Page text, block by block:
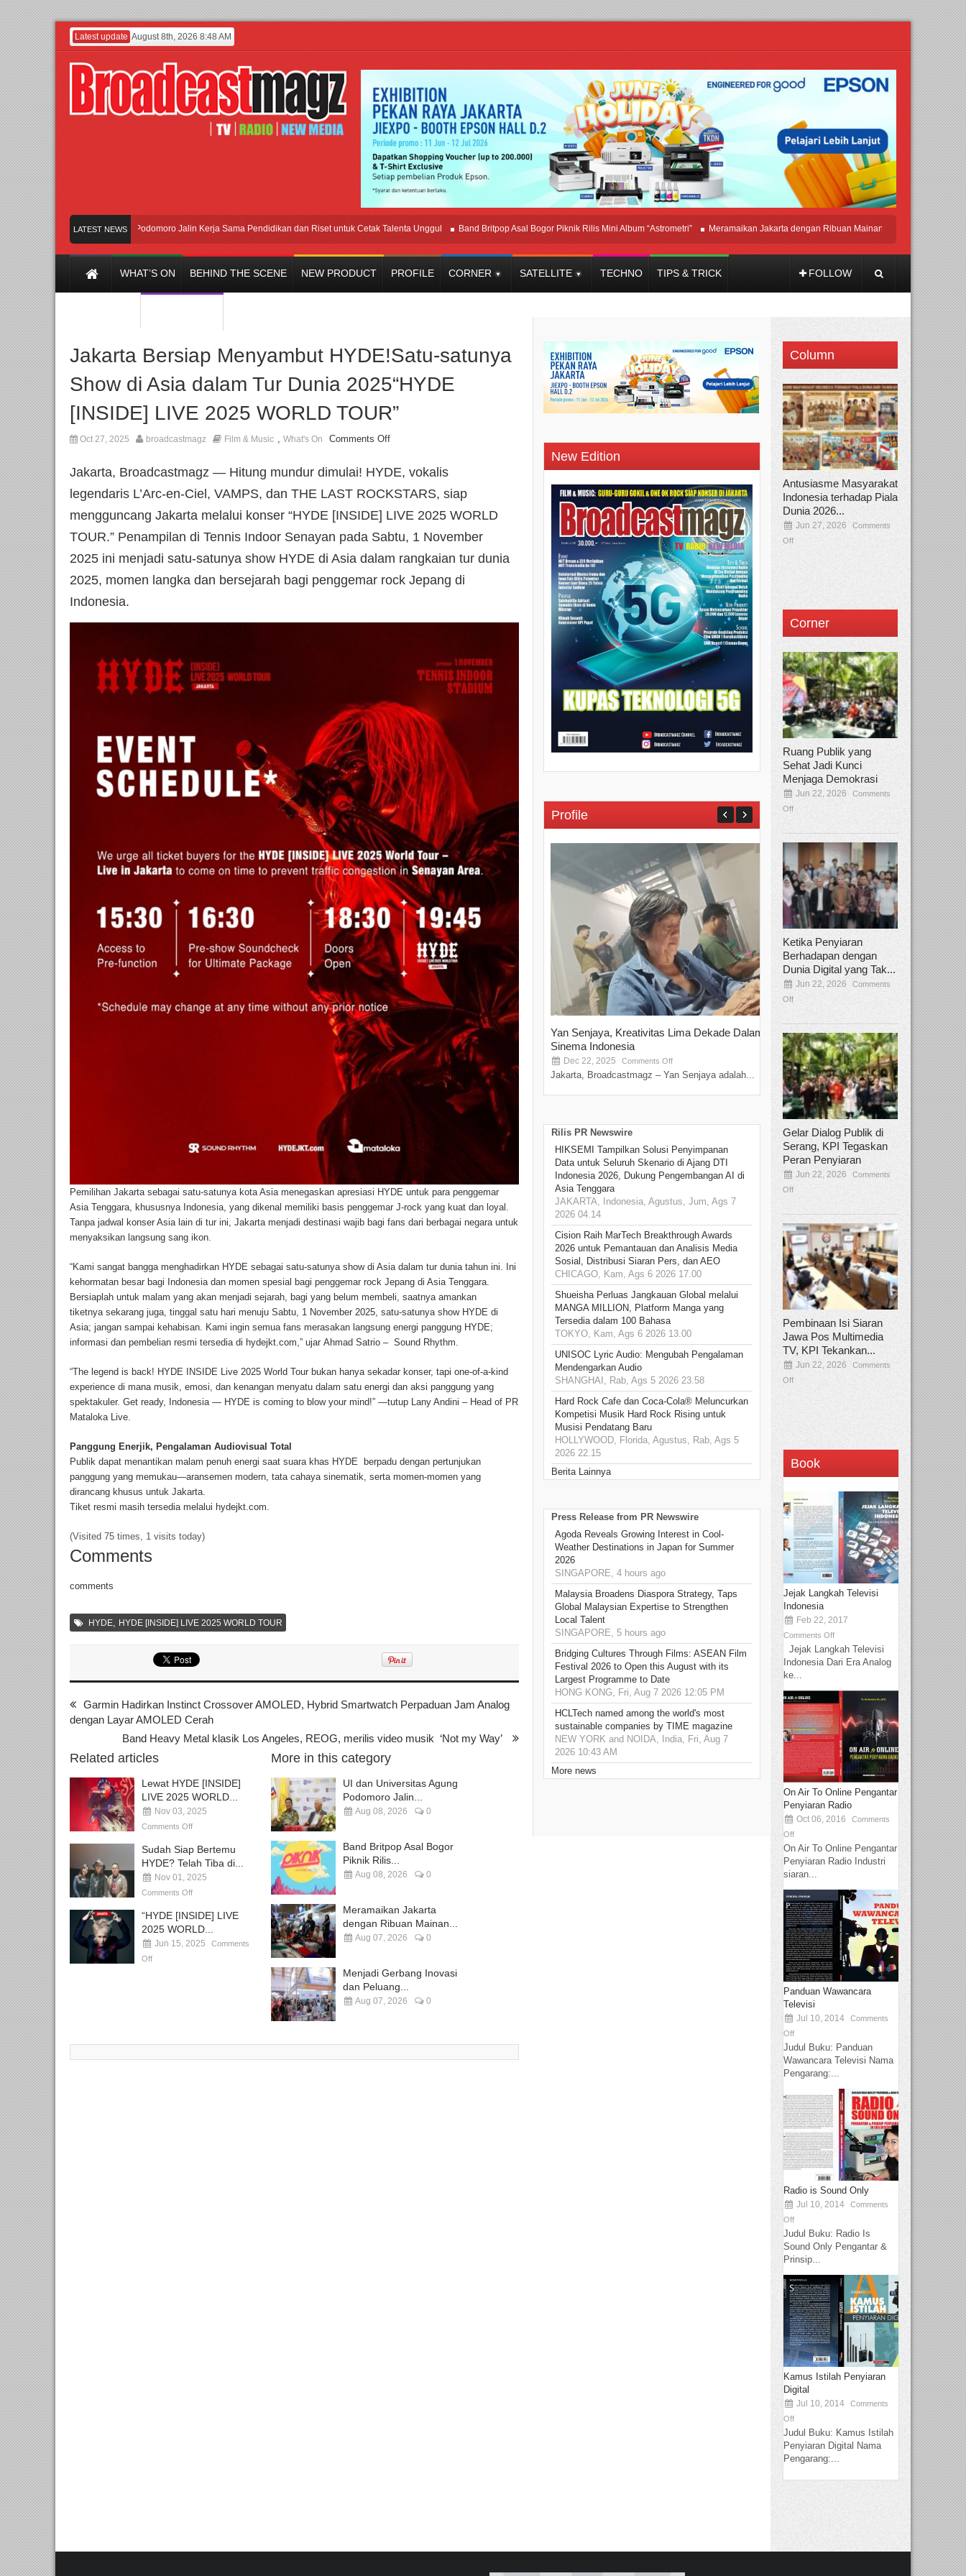
Latest update August 8th, 2026 8:48 AM
LATEST NEWS
UI dan Universitas Agung Podomoro Jalin Kerja Sama Pendidikan dan Riset untuk Cetak Talenta Unggul Band Britpop Asal Bogor Piknik Rilis Mini Album “Astrometri” Meramaikan Jakarta dengan Ribuan Mainan dan Produk Bayi dari
WHAT’S ON BEHIND THE SCENE NEW PRODUCT PROFILE CORNER SATELLITE TECHNO TIPS & TRICK FOLLOW
Jakarta Bersiap Menyambut HYDE!Satu-satunya
Show di Asia dalam Tur Dunia 2025“HYDE
[INSIDE] LIVE 2025 WORLD TOUR”
Oct 27, 2025 broadcastmagz Film & Music , What's On Comments Off
Jakarta, Broadcastmagz — Hitung mundur dimulai! HYDE, vokalis
legendaris L’Arc-en-Ciel, VAMPS, dan THE LAST ROCKSTARS, siap
mengguncang Jakarta melalui konser “HYDE [INSIDE] LIVE 2025 WORLD
TOUR.” Penampilan di Tennis Indoor Senayan pada Sabtu, 1 November
2025 ini menjadi satu-satunya show HYDE di Asia dalam rangkaian tur dunia
2025, momen langka dan bersejarah bagi penggemar rock Jepang di
Indonesia.
Pemilihan Jakarta sebagai satu-satunya kota Asia menegaskan apresiasi HYDE untuk para penggemar
Asia Tenggara, khususnya Indonesia, yang dikenal memiliki basis penggemar J-rock yang kuat dan loyal.
Tanpa jadwal konser Asia lain di tur ini, Jakarta menjadi destinasi wajib bagi fans dari berbagai negara untuk
menyaksikan langsung sang ikon.
“Kami sangat bangga menghadirkan HYDE sebagai satu-satunya show di Asia dalam tur dunia tahun ini. Ini
kehormatan besar bagi Indonesia dan momen spesial bagi penggemar rock Jepang di Asia Tenggara.
Bersiaplah untuk malam yang akan menjadi sejarah, bagi yang belum membeli, saatnya amankan
tiketnya sekarang juga, tinggal satu hari menuju Sabtu, 1 November 2025, satu-satunya show HYDE di
Asia; jangan sampai kehabisan. Kami ingin semua fans merasakan langsung energi panggung HYDE;
informasi dan pembelian resmi tersedia di hydejkt.com,” ujar Ahmad Satrio – Sound Rhythm.
“The legend is back! HYDE INSIDE Live 2025 World Tour bukan hanya sekadar konser, tapi one-of-a-kind
experience di mana musik, emosi, dan kenangan menyatu dalam satu energi dan aksi panggung yang
spektakuler. Get ready, Indonesia — HYDE is coming to blow your mind!” —tutup Lany Andini – Head of PR
Mataloka Live.
Panggung Enerjik, Pengalaman Audiovisual Total
Publik dapat menantikan malam penuh energi saat suara khas HYDE berpadu dengan pertunjukan
panggung yang memukau—aransemen modern, tata cahaya sinematik, serta momen-momen yang
dirancang khusus untuk Jakarta.
Tiket resmi masih tersedia melalui hydejkt.com.
(Visited 75 times, 1 visits today)
Comments
comments
HYDE HYDE [INSIDE] LIVE 2025 WORLD TOUR
Garmin Hadirkan Instinct Crossover AMOLED, Hybrid Smartwatch Perpaduan Jam Analog
dengan Layar AMOLED Cerah
Band Heavy Metal klasik Los Angeles, REOG, merilis video musik ‘Not my Way’
Related articles
Lewat HYDE [INSIDE]
LIVE 2025 WORLD...
Nov 03, 2025
Comments Off
Sudah Siap Bertemu
HYDE? Telah Tiba di...
Nov 01, 2025
Comments Off
“HYDE [INSIDE] LIVE
2025 WORLD...
Jun 15, 2025
Comments
Off
More in this category
UI dan Universitas Agung
Podomoro Jalin...
Aug 08, 2026 0
Band Britpop Asal Bogor
Piknik Rilis...
Aug 08, 2026 0
Meramaikan Jakarta
dengan Ribuan Mainan...
Aug 07, 2026 0
Menjadi Gerbang Inovasi
dan Peluang...
Aug 07, 2026 0
New Edition
Profile
Yan Senjaya, Kreativitas Lima Dekade Dalam
Sinema Indonesia
Dec 22, 2025 Comments Off
Jakarta, Broadcastmagz – Yan Senjaya adalah...
Tamee Irelly Menjadi Juri Open
Film Terbaru...
Sep 08, 2025 Comments Off
Bekasi, Broadcastmagz – Dalam upaya
talenta...
Rilis PR Newswire
HIKSEMI Tampilkan Solusi Penyimpanan
Data untuk Seluruh Skenario di Ajang DTI
Indonesia 2026, Dukung Pengembangan AI di
Asia Tenggara
JAKARTA, Indonesia, Agustus, Jum, Ags 7
2026 04.14
Cision Raih MarTech Breakthrough Awards
2026 untuk Pemantauan dan Analisis Media
Sosial, Distribusi Siaran Pers, dan AEO
CHICAGO, Kam, Ags 6 2026 17.00
Shueisha Perluas Jangkauan Global melalui
MANGA MILLION, Platform Manga yang
Tersedia dalam 100 Bahasa
TOKYO, Kam, Ags 6 2026 13.00
UNISOC Lyric Audio: Mengubah Pengalaman
Mendengarkan Audio
SHANGHAI, Rab, Ags 5 2026 23.58
Hard Rock Cafe dan Coca-Cola® Meluncurkan
Kompetisi Musik Hard Rock Rising untuk
Musisi Pendatang Baru
HOLLYWOOD, Florida, Agustus, Rab, Ags 5
2026 22.15
Berita Lainnya
Press Release from PR Newswire
Agoda Reveals Growing Interest in Cool-
Weather Destinations in Japan for Summer
2026
SINGAPORE, 4 hours ago
Malaysia Broadens Diaspora Strategy, Taps
Global Malaysian Expertise to Strengthen
Local Talent
SINGAPORE, 5 hours ago
Bridging Cultures Through Films: ASEAN Film
Festival 2026 to Open this August with its
Largest Programme to Date
HONG KONG, Fri, Aug 7 2026 12:05 PM
HCLTech named among the world's most
sustainable companies by TIME magazine
NEW YORK and NOIDA, India, Fri, Aug 7
2026 10:43 AM
More news
Column
Antusiasme Masyarakat
Indonesia terhadap Piala
Dunia 2026...
Jun 27, 2026
Comments
Off
Corner
Ruang Publik yang
Sehat Jadi Kunci
Menjaga Demokrasi
Jun 22, 2026
Comments
Off
Ketika Penyiaran
Berhadapan dengan
Dunia Digital yang Tak...
Jun 22, 2026
Comments
Off
Gelar Dialog Publik di
Serang, KPI Tegaskan
Peran Penyiaran
Jun 22, 2026
Comments
Off
Pembinaan Isi Siaran
Jawa Pos Multimedia
TV, KPI Tekankan...
Jun 22, 2026
Comments
Off
Book
Jejak Langkah Televisi
Indonesia
Feb 22, 2017
Comments Off
Jejak Langkah Televisi
Indonesia Dari Era Analog
ke...
On Air To Online Pengantar
Penyiaran Radio
Oct 06, 2016
Comments
Off
On Air To Online Pengantar
Penyiaran Radio Industri
siaran...
Panduan Wawancara
Televisi
Jul 10, 2014
Comments
Off
Judul Buku: Panduan
Wawancara Televisi Nama
Pengarang:...
Radio is Sound Only
Jul 10, 2014
Comments
Off
Judul Buku: Radio Is
Sound Only Pengantar &
Prinsip...
Kamus Istilah Penyiaran
Digital
Jul 10, 2014
Comments
Off
Judul Buku: Kamus Istilah
Penyiaran Digital Nama
Pengarang:...